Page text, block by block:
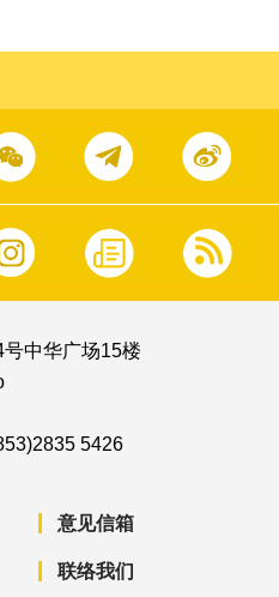
中华广场15楼
5426
意见信箱
联络我们